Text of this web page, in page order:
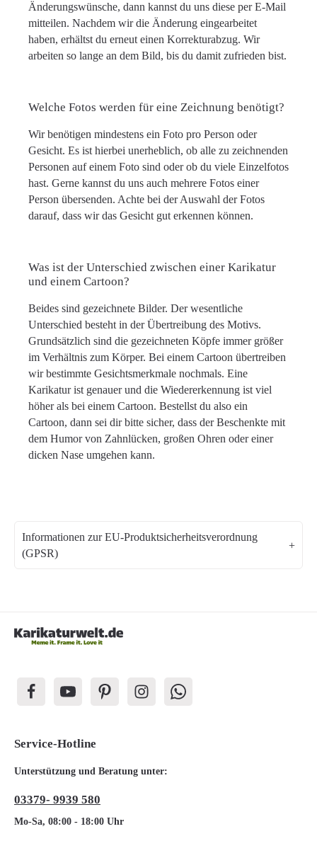
Änderungswünsche, dann kannst du uns diese per E-Mail
mitteilen. Nachdem wir die Änderung eingearbeitet
haben, erhältst du erneut einen Korrekturabzug. Wir
arbeiten so lange an dem Bild, bis du damit zufrieden bist.
Welche Fotos werden für eine Zeichnung benötigt?
Wir benötigen mindestens ein Foto pro Person oder
Gesicht. Es ist hierbei unerheblich, ob alle zu zeichnenden
Personen auf einem Foto sind oder ob du viele Einzelfotos
hast. Gerne kannst du uns auch mehrere Fotos einer
Person übersenden. Achte bei der Auswahl der Fotos
darauf, dass wir das Gesicht gut erkennen können.
Was ist der Unterschied zwischen einer Karikatur
und einem Cartoon?
Beides sind gezeichnete Bilder. Der wesentliche
Unterschied besteht in der Übertreibung des Motivs.
Grundsätzlich sind die gezeichneten Köpfe immer größer
im Verhältnis zum Körper. Bei einem Cartoon übertreiben
wir bestimmte Gesichtsmerkmale nochmals. Eine
Karikatur ist genauer und die Wiedererkennung ist viel
höher als bei einem Cartoon. Bestellst du also ein
Cartoon, dann sei dir bitte sicher, dass der Beschenkte mit
dem Humor von Zahnlücken, großen Ohren oder einer
dicken Nase umgehen kann.
Informationen zur EU-Produktsicherheitsverordnung
(GPSR)
Service-Hotline
Unterstützung und Beratung unter:
03379- 9939 580
Mo-Sa, 08:00 - 18:00 Uhr